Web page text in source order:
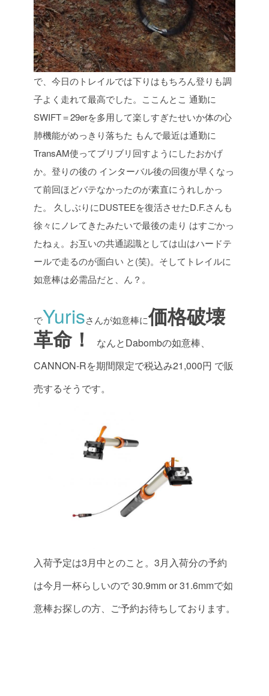
で、今日のトレイルでは下りはもちろん登りも調
子よく走れて最高でした。ここんとこ 通勤に
SWIFT＝29erを多用して楽しすぎたせいか体の心
肺機能がめっきり落ちた もんで最近は通勤に
TransAM使ってブリブリ回すようにしたおかげ
か。登りの後の インターバル後の回復が早くなっ
て前回ほどバテなかったのが素直にうれしかっ
た。
久しぶりにDUSTEEを復活させたD.F.さんも
徐々にノレてきたみたいで最後の走り はすごかっ
たねぇ。お互いの共通認識としては山はハードテ
ールで走るのが面白い と(笑)。そしてトレイルに
如意棒は必需品だと、ん？。
でYurisさんが如意棒に価格破壊
革命！
なんとDabombの如意棒、
CANNON-Rを期間限定で税込み21,000円 で販
売するそうです。
入荷予定は3月中とのこと。3月入荷分の予約
は今月一杯らしいので30.9mm or 31.6mmで如
意棒お探しの方、ご予約お待ちしております。